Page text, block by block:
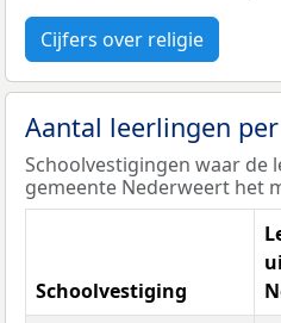
Cijfers over religie
Aantal leerlingen
Schoolvestigingen waar de
gemeente Nederweert het
Schoolvestiging